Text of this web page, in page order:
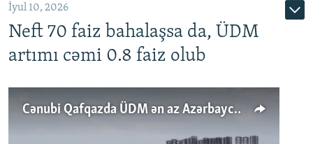
İyul 10, 2026
Neft 70 faiz bahalaşsa da, ÜDM
artımı cəmi 0.8 faiz olub
Cənubi Qafqazda ÜDM ən az Azərbaycanda artır: Qonşuları niyə Bakını qabaqlaya bilir?